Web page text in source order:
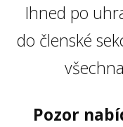
Ihned po
do členské
Pozor